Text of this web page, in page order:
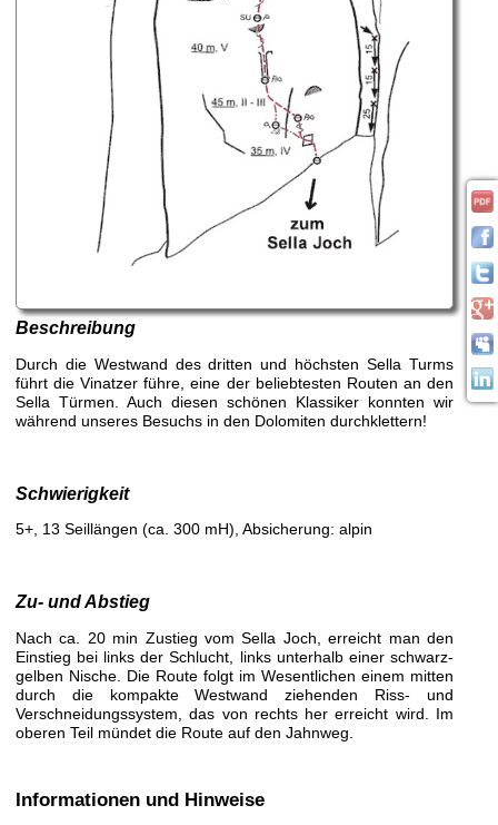
Beschreibung
Durch die Westwand des dritten und höchsten Sella Turms
führt die Vinatzer führe, eine der beliebtesten Routen an den
Sella Türmen. Auch diesen schönen Klassiker konnten wir
während unseres Besuchs in den Dolomiten durchklettern!
Schwierigkeit
5+, 13 Seillängen (ca. 300 mH), Absicherung: alpin
Zu- und Abstieg
Nach ca. 20 min Zustieg vom Sella Joch, erreicht man den
Einstieg bei links der Schlucht, links unterhalb einer schwarz-
gelben Nische. Die Route folgt im Wesentlichen einem mitten
durch die kompakte Westwand ziehenden Riss- und
Verschneidungssystem, das von rechts her erreicht wird. Im
oberen Teil mündet die Route auf den Jahnweg.
Informationen und Hinweise